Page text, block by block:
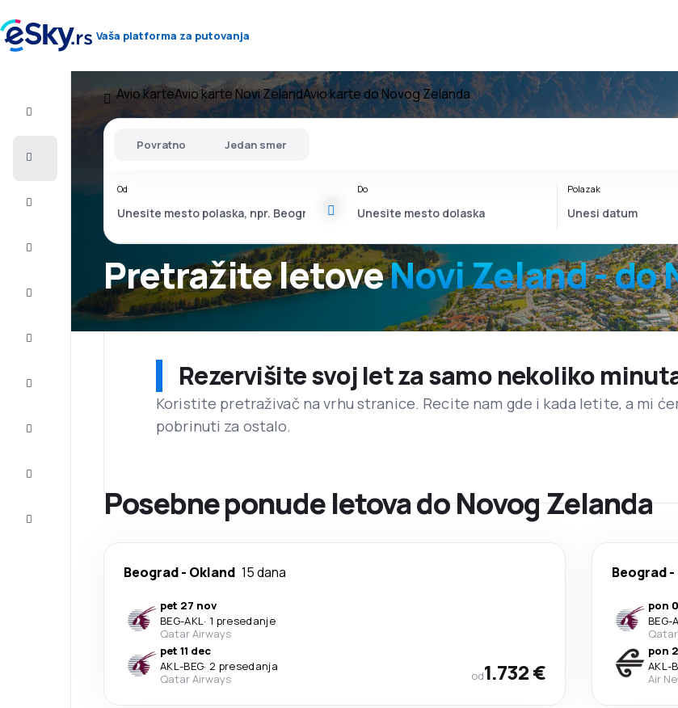
Vaša platforma za putovanja
putovanja
Avio karteAvio karte Novi ZelandAvio karte do Novog Zelanda
Pretražite letoveNovi Zeland - do
Povratno Jedan smer
Od Do Polazak
Rezervišite svoj let za samo nekoliko
Koristite pretraživač na vrhu stranice. Recite nam gde i kada letite, a mi
pobrinuti za ostalo.
Posebne ponude letova do Novog Zelanda
Beograd- Okland 15 dana
pet 27 nov
BEG-AKL· 1 presedanje
Qatar Airways
pet 11 dec
AKL-BEG· 2 presedanja
Qatar Airways
od1.732 €
Beograd-
pon
BEG-
pon
AKL-
Air